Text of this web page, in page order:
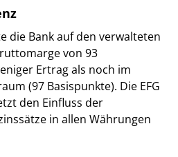
die Bank auf den verwalteten
von 93
Ertrag als noch im
(97 Basispunkte). Die EFG
den Einfluss der
in allen Währungen